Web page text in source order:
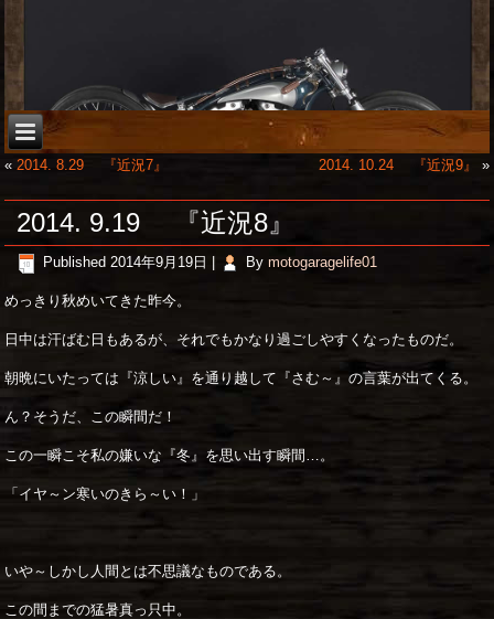
«2014. 8.29 『近況7』 2014. 10.24 『近況9』 »
2014. 9.19 『近況8』
Published 2014年9月19日 By motogaragelife01
めっきり秋めいてきた昨今。
日中は汗ばむ日もあるが、それでもかなり過ごしやすくなったものだ。
朝晩にいたっては『涼しい』を通り越して『さむ～』の言葉が出てくる。
ん？そうだ、この瞬間だ！
この一瞬こそ私の嫌いな『冬』を思い出す瞬間…。
「イヤ～ン寒いのきら～い！」
いや～しかし人間とは不思議なものである。
この間までの猛暑真っ只中。